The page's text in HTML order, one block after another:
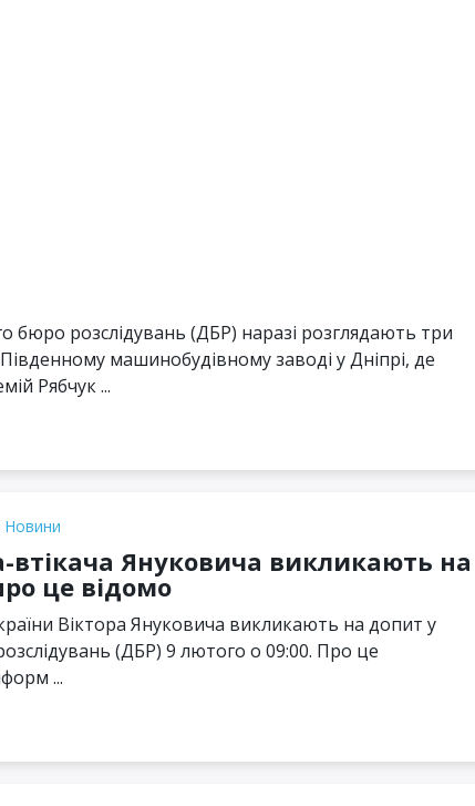
бюро розслідувань (ДБР) наразі розглядають три
Південному машинобудівному заводі у Дніпрі, де
Рябчук ...
Новини
втікача Януковича викликають на
це відомо
Віктора Януковича викликають на допит у
(ДБР) 9 лютого о 09:00. Про це
...